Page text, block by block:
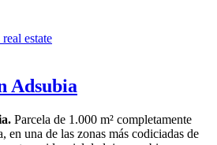
Adsubia
Parcela de 1.000 m² completamente
en una de las zonas más codiciadas de